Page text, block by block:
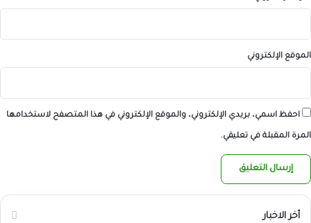
الموقع الإلكتروني
احفظ اسمي، بريدي الإلكتروني، والموقع الإلكتروني في هذا المتصفح لاستخدامها
المرة المقبلة في تعليقي.
أخر الاخبار